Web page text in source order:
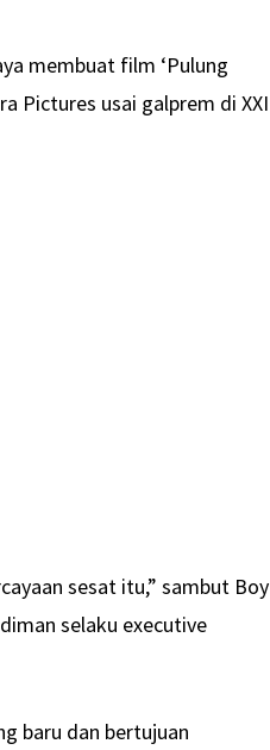
membuat film ‘Pulung
Pictures usai galprem di XXI
sesat itu,” sambut Boy
selaku executive
baru dan bertujuan